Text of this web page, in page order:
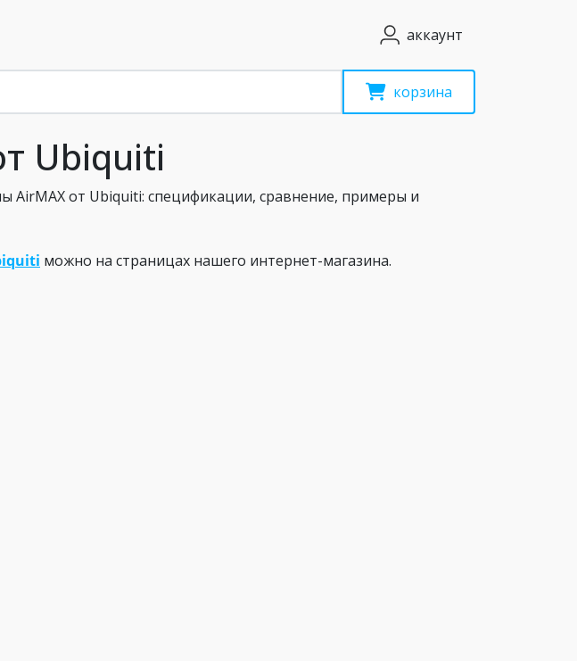
аккаунт
корзина
Ubiquiti
AirMAX от Ubiquiti: спецификации, сравнение, примеры и
можно на страницах нашего интернет-магазина.